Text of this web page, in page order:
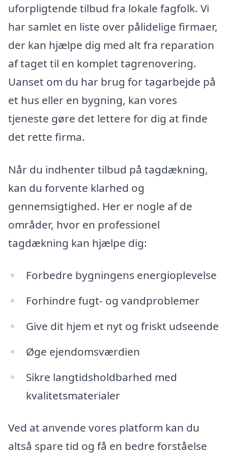
uforpligtende tilbud fra lokale fagfolk. Vi
har samlet en liste over pålidelige firmaer,
der kan hjælpe dig med alt fra reparation
af taget til en komplet tagrenovering.
Uanset om du har brug for tagarbejde på
et hus eller en bygning, kan vores
tjeneste gøre det lettere for dig at finde
det rette firma.
Når du indhenter tilbud på tagdækning,
kan du forvente klarhed og
gennemsigtighed. Her er nogle af de
områder, hvor en professionel
tagdækning kan hjælpe dig:
Forbedre bygningens energioplevelse
Forhindre fugt- og vandproblemer
Give dit hjem et nyt og friskt udseende
Øge ejendomsværdien
Sikre langtidsholdbarhed med
kvalitetsmaterialer
Ved at anvende vores platform kan du
altså spare tid og få en bedre forståelse